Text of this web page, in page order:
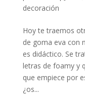
decoración
Hoy te traemos
de goma eva con
es didáctico. Se
letras de foamy y
que empiece por
¿os...